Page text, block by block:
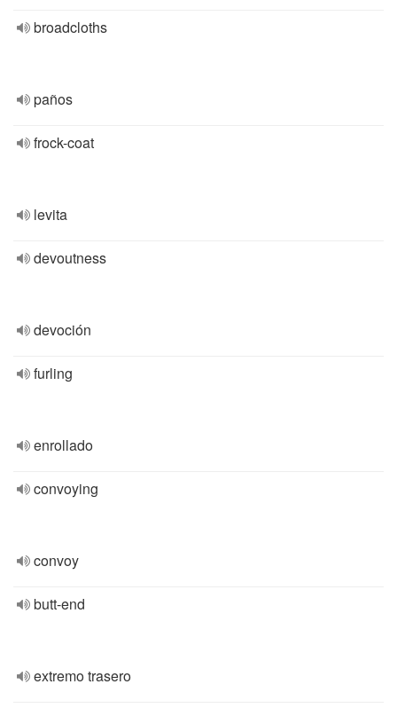
broadcloths
paños
frock-coat
levita
devoutness
devoción
furling
enrollado
convoying
convoy
butt-end
extremo trasero